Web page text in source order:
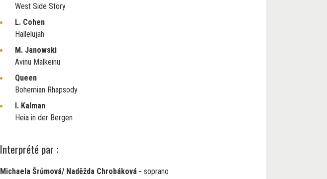
West Side Story
L. Cohen
Hallelujah
M. Janowski
Avinu Malkeinu
Queen
Bohemian Rhapsody
I. Kalman
Heia in der Bergen
Interprété par :
Michaela Šrůmová/ Naděžda Chrobáková - soprano